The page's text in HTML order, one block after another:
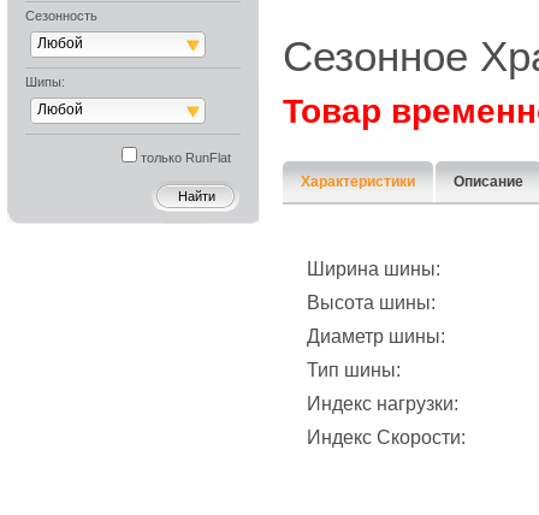
Сезонность
Любой
Шипы:
Любой
только RunFlat
Сезонное
Товар
Характеристики Описание
Ширина шины:
Высота шины:
Диаметр шины:
Тип шины:
Индекс нагрузки:
Индекс Скорости: